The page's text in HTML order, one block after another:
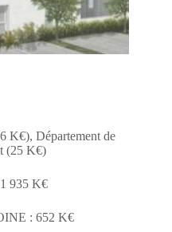
K€), Département de
(25 K€)
935 K€
: 652 K€